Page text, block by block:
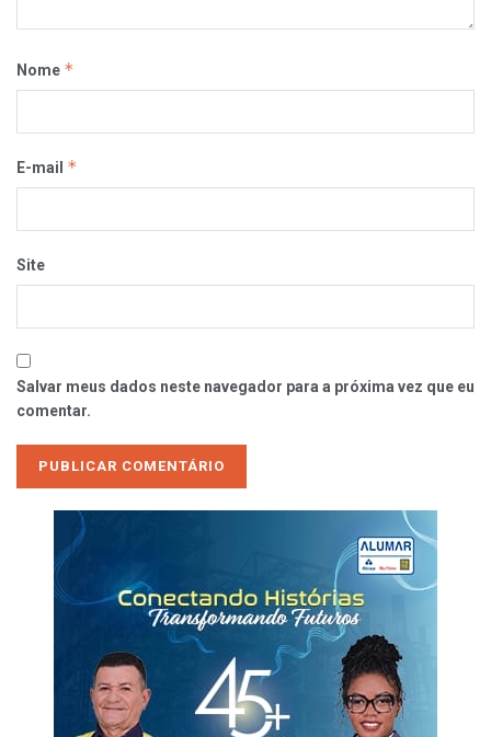
Nome *
E-mail *
Site
Salvar meus dados neste navegador para a próxima vez que eu
comentar.